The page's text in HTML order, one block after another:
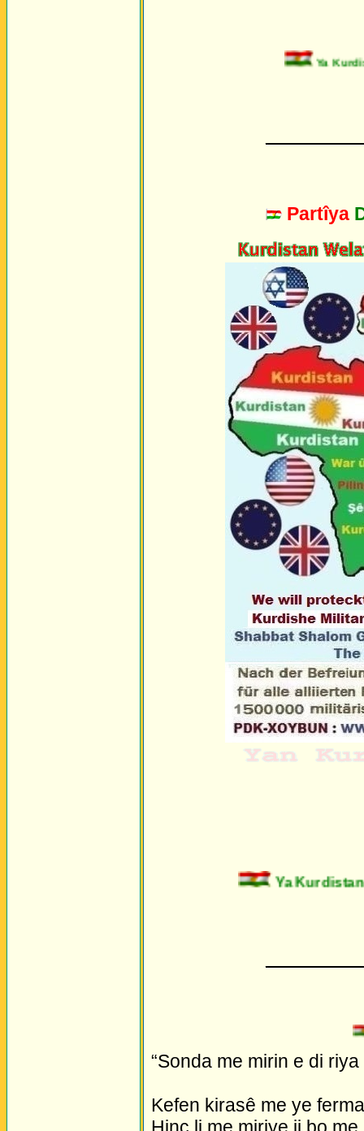
Ya
Partîya
Ya Kurdistan!
“Sonda me mirin e di
Kefen kirasê me ye